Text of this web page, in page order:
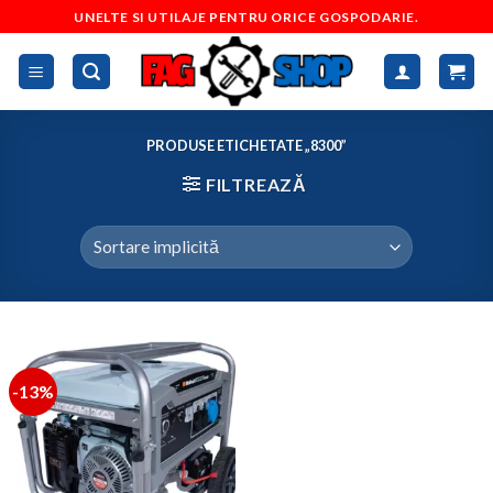
to
content
UNELTE SI UTILAJE PENTRU ORICE GOSPODARIE.
PRODUSE ETICHETATE „8300”
FILTREAZĂ
-13%